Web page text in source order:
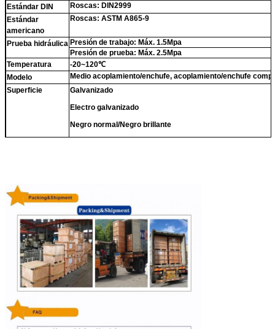
Estándar DIN
Roscas: DIN2999
Estándar
americano
Roscas: ASTM A865-9
Prueba hidráulica Presión de trabajo: Máx. 1.5Mpa
Presión de prueba: Máx. 2.5Mpa
Temperatura
-20~120℃
Modelo
Medio acoplamiento/enchufe, acoplamiento/enchufe
Superficie
Galvanizado
Electro galvanizado
Negro normal/Negro brillante
O según los requisitos del comprador